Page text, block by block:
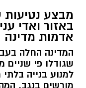
באזור ואדי
אדמות מדינה
המדינה החלה
שגודלו פי
למנוע בנייה